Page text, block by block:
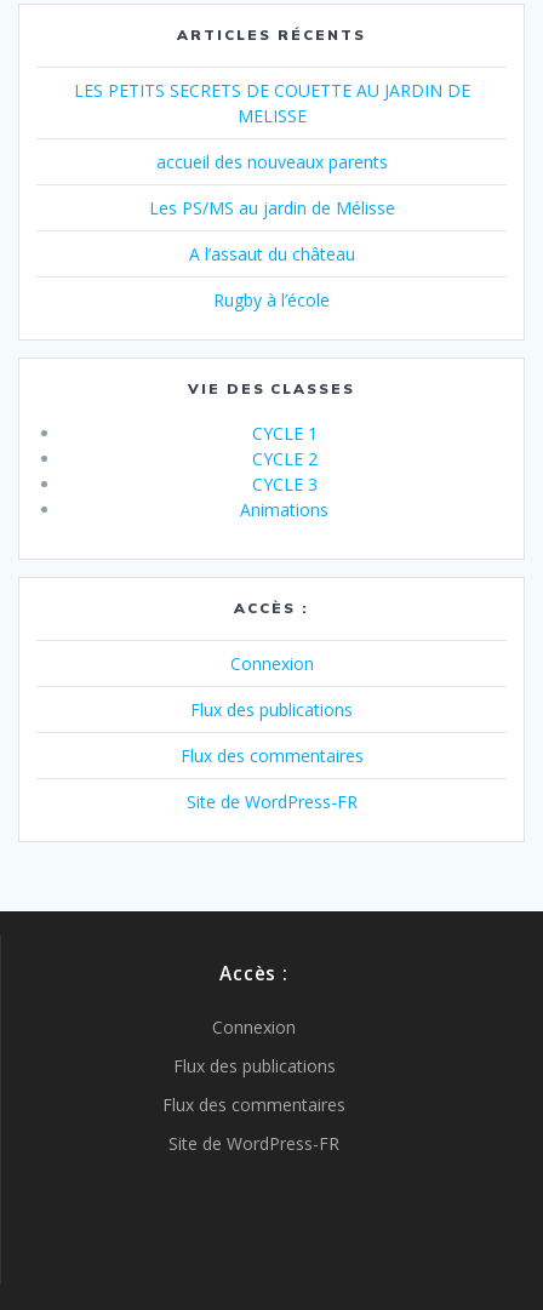
ARTICLES RÉCENTS
LES PETITS SECRETS DE COUETTE AU JARDIN DE
MELISSE
accueil des nouveaux parents
Les PS/MS au jardin de Mélisse
A l’assaut du château
Rugby à l’école
VIE DES CLASSES
CYCLE 1
CYCLE 2
CYCLE 3
Animations
ACCÈS :
Connexion
Flux des publications
Flux des commentaires
Site de WordPress-FR
Accès :
Connexion
Flux des publications
Flux des commentaires
Site de WordPress-FR